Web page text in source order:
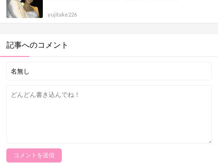
yujitake226
記事へのコメント